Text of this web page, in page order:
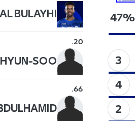
47%
3
4
2
BULAYHI
20
.
SOO
66
.